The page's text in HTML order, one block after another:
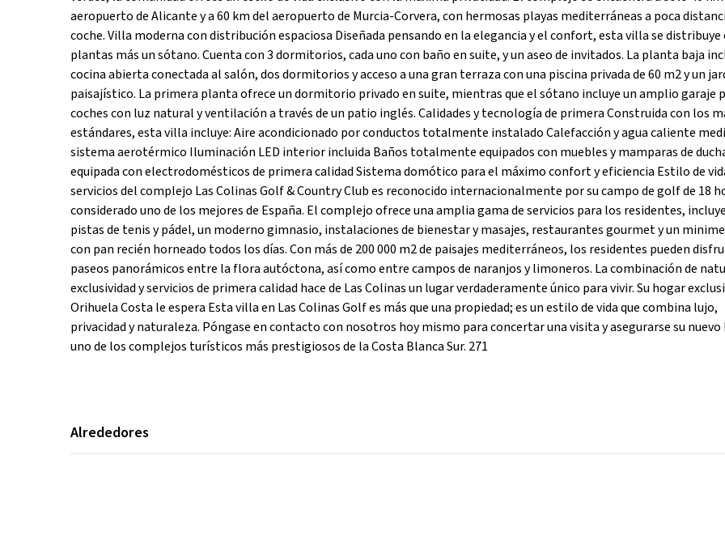
aeropuerto de Alicante y a 60 km del aeropuerto de Murcia-Corvera, con hermosas playas mediterráneas a poca
coche. Villa moderna con distribución espaciosa Diseñada pensando en la elegancia y el confort, esta villa se distribuye
plantas más un sótano. Cuenta con 3 dormitorios, cada uno con baño en suite, y un aseo de invitados. La planta baja
cocina abierta conectada al salón, dos dormitorios y acceso a una gran terraza con una piscina privada de 60 m2 y un
paisajístico. La primera planta ofrece un dormitorio privado en suite, mientras que el sótano incluye un amplio garaje
coches con luz natural y ventilación a través de un patio inglés. Calidades y tecnología de primera Construida con los
estándares, esta villa incluye: Aire acondicionado por conductos totalmente instalado Calefacción y agua caliente
sistema aerotérmico Iluminación LED interior incluida Baños totalmente equipados con muebles y mamparas de
equipada con electrodomésticos de primera calidad Sistema domótico para el máximo confort y eficiencia Estilo de
servicios del complejo Las Colinas Golf & Country Club es reconocido internacionalmente por su campo de golf de 18
considerado uno de los mejores de España. El complejo ofrece una amplia gama de servicios para los residentes,
pistas de tenis y pádel, un moderno gimnasio, instalaciones de bienestar y masajes, restaurantes gourmet y un
con pan recién horneado todos los días. Con más de 200 000 m2 de paisajes mediterráneos, los residentes pueden
paseos panorámicos entre la flora autóctona, así como entre campos de naranjos y limoneros. La combinación de
exclusividad y servicios de primera calidad hace de Las Colinas un lugar verdaderamente único para vivir. Su hogar
Orihuela Costa le espera Esta villa en Las Colinas Golf es más que una propiedad; es un estilo de vida que combina lujo,
privacidad y naturaleza. Póngase en contacto con nosotros hoy mismo para concertar una visita y asegurarse su nuevo
uno de los complejos turísticos más prestigiosos de la Costa Blanca Sur. 271
Alrededores